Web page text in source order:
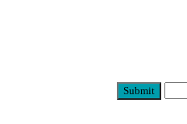
Submit